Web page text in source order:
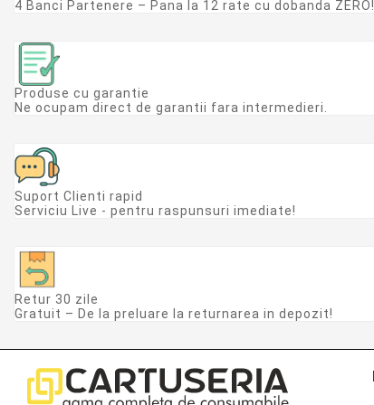
4 Banci Partenere – Pana la 12 rate cu dobanda ZERO!
Produse cu garantie
Ne ocupam direct de garantii fara intermedieri.
Suport Clienti rapid
Serviciu Live - pentru raspunsuri imediate!
Retur 30 zile
Gratuit – De la preluare la returnarea in depozit!